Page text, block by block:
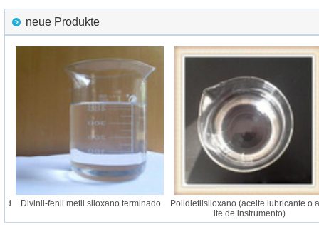
neue Produkte
Divinil-fenil metil siloxano terminado
Polidietilsiloxano (aceite lubricante o
ite de instrumento)